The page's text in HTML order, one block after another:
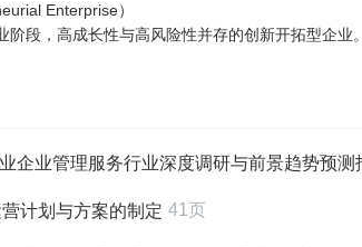
Enterprise）
阶段，高成长性与高风险性并存的创新开拓型企业。
企业管理服务行业深度调研与前景趋势预测
计划与方案的制定 41页